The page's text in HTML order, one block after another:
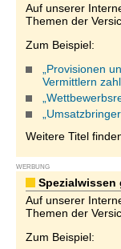
Auf unserer
Themen der
Zum Beispiel:
„Provisionen
Vermittlern
Weitere Titel
WERBUNG
Spezialwissen
Auf unserer
Themen der
Zum Beispiel: